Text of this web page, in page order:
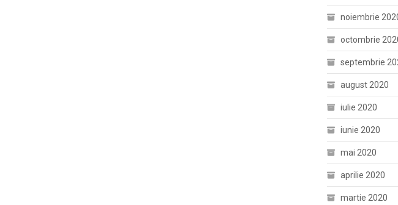
noiembrie
octombrie
septembrie
august 2020
iulie 2020
iunie 2020
mai 2020
aprilie 2020
martie 2020